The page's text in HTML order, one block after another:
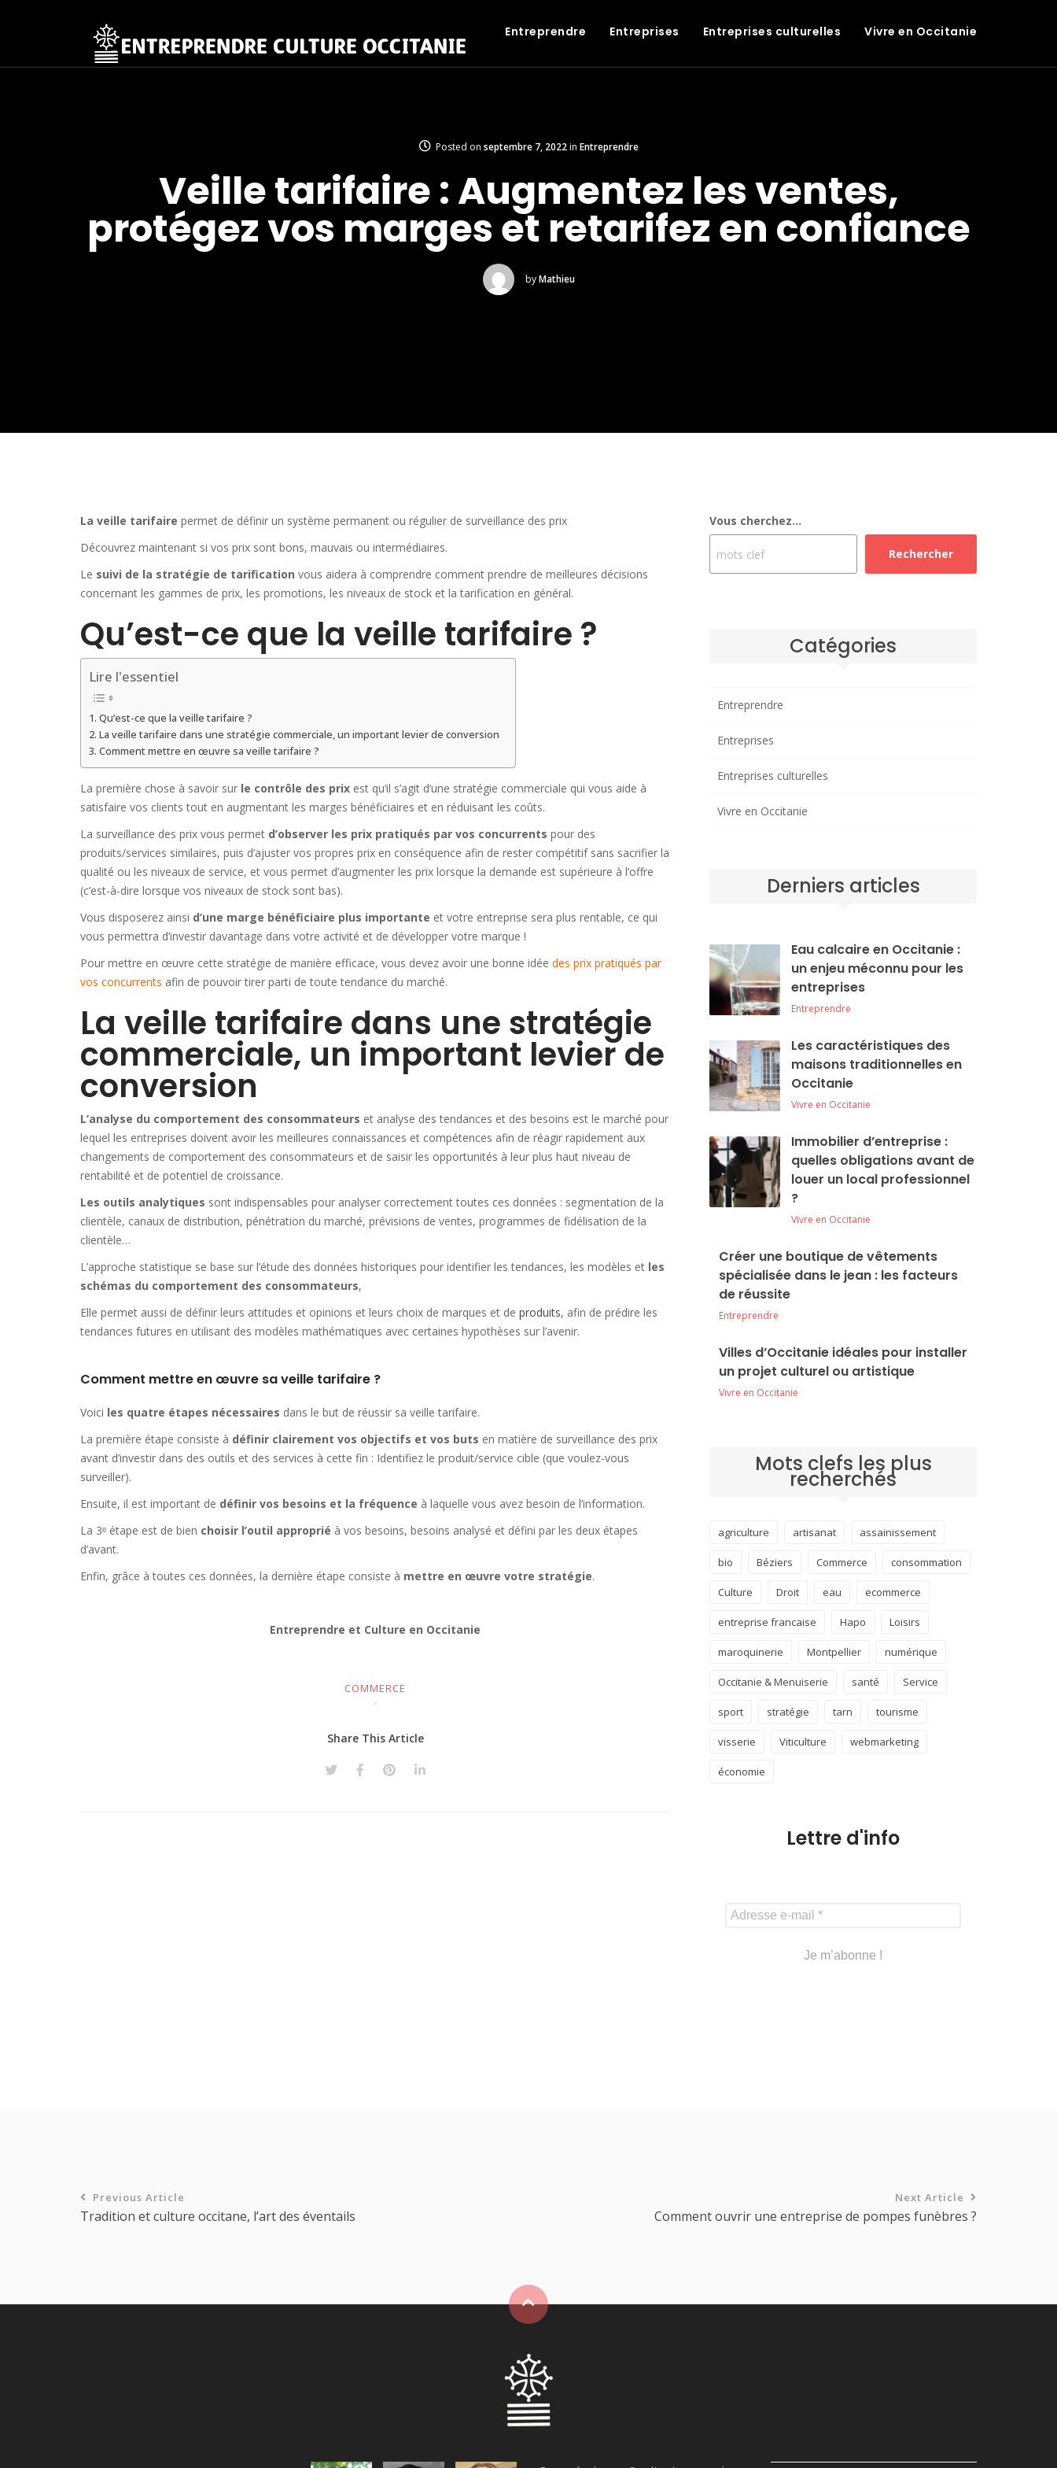
Entreprendre Entreprises Entreprises culturelles Vivre en Occitanie
Posted on septembre 7, 2022in Entreprendre
Veille tarifaire : Augmentez les ventes,
protégez vos marges et retarifez en confiance
by Mathieu
La veille tarifaire permet de définir un système permanent ou régulier de surveillance des prix
Découvrez maintenant si vos prix sont bons, mauvais ou intermédiaires.
Le suivi de la stratégie de tarification vous aidera à comprendre comment prendre de meilleures décisions
concernant les gammes de prix, les promotions, les niveaux de stock et la tarification en général.
Qu’est-ce que la veille tarifaire ?
Lire l'essentiel
Qu’est-ce que la veille tarifaire ?
La veille tarifaire dans une stratégie commerciale, un important levier de conversion
Comment mettre en œuvre sa veille tarifaire ?
La première chose à savoir sur le contrôle des prix est qu’il s’agit d’une stratégie commerciale qui vous aide à
satisfaire vos clients tout en augmentant les marges bénéficiaires et en réduisant les coûts.
La surveillance des prix vous permet d’observer les prix pratiqués par vos concurrents pour des
produits/services similaires, puis d’ajuster vos propres prix en conséquence afin de rester compétitif sans sacrifier la
qualité ou les niveaux de service, et vous permet d’augmenter les prix lorsque la demande est supérieure à l’offre
(c’est-à-dire lorsque vos niveaux de stock sont bas).
Vous disposerez ainsi d’une marge bénéficiaire plus importante et votre entreprise sera plus rentable, ce qui
vous permettra d’investir davantage dans votre activité et de développer votre marque !
Pour mettre en œuvre cette stratégie de manière efficace, vous devez avoir une bonne idée des prix pratiqués par
vos concurrents afin de pouvoir tirer parti de toute tendance du marché.
La veille tarifaire dans une stratégie
commerciale, un important levier de
conversion
L’analyse du comportement des consommateurs et analyse des tendances et des besoins est le marché pour
lequel les entreprises doivent avoir les meilleures connaissances et compétences afin de réagir rapidement aux
changements de comportement des consommateurs et de saisir les opportunités à leur plus haut niveau de
rentabilité et de potentiel de croissance.
Les outils analytiques sont indispensables pour analyser correctement toutes ces données : segmentation de la
clientèle, canaux de distribution, pénétration du marché, prévisions de ventes, programmes de fidélisation de la
clientèle…
L’approche statistique se base sur l’étude des données historiques pour identifier les tendances, les modèles et les
schémas du comportement des consommateurs,
Elle permet aussi de définir leurs attitudes et opinions et leurs choix de marques et de produits, afin de prédire les
tendances futures en utilisant des modèles mathématiques avec certaines hypothèses sur l’avenir.
Comment mettre en œuvre sa veille tarifaire ?
Voici les quatre étapes nécessaires dans le but de réussir sa veille tarifaire.
La première étape consiste à définir clairement vos objectifs et vos buts en matière de surveillance des prix
avant d’investir dans des outils et des services à cette fin : Identifiez le produit/service cible (que voulez-vous
surveiller).
Ensuite, il est important de définir vos besoins et la fréquence à laquelle vous avez besoin de l’information.
La 3ᵉ étape est de bien choisir l’outil approprié à vos besoins, besoins analysé et défini par les deux étapes
d’avant.
Enfin, grâce à toutes ces données, la dernière étape consiste à mettre en œuvre votre stratégie.
Entreprendre et Culture en Occitanie
COMMERCE
Share This Article
Vous cherchez...
Rechercher
Catégories
Entreprendre
Entreprises
Entreprises culturelles
Vivre en Occitanie
Derniers articles
Eau calcaire en Occitanie :
un enjeu méconnu pour les
entreprises
Entreprendre
Les caractéristiques des
maisons traditionnelles en
Occitanie
Vivre en Occitanie
Immobilier d’entreprise :
quelles obligations avant de
louer un local professionnel
?
Vivre en Occitanie
Créer une boutique de vêtements
spécialisée dans le jean : les facteurs
de réussite
Entreprendre
Villes d’Occitanie idéales pour installer
un projet culturel ou artistique
Vivre en Occitanie
Mots clefs les plus
recherchés
agriculture artisanat assainissement
bio Béziers Commerce consommation
Culture Droit eau ecommerce
entreprise francaise Hapo Loisirs
maroquinerie Montpellier numérique
Occitanie & Menuiserie santé Service
sport stratégie tarn tourisme
visserie Viticulture webmarketing
économie
Lettre d'info
Previous Article
Tradition et culture occitane, l’art des éventails
Next Article
Comment ouvrir une entreprise de pompes funèbres ?